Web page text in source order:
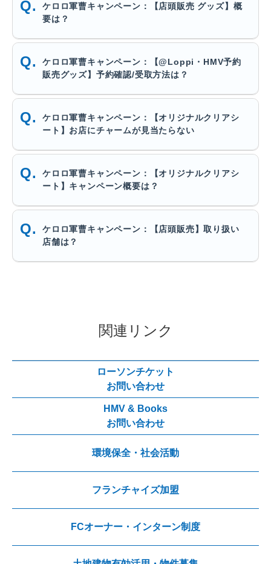
ケロロ軍曹キャンペーン：【店頭販売 グッズ】概
要は？
ケロロ軍曹キャンペーン：【@Loppi・HMV予約
販売グッズ】予約確認/受取方法は？
ケロロ軍曹キャンペーン：【オリジナルクリアシ
ート】お店にチャームが見当たらない
ケロロ軍曹キャンペーン：【オリジナルクリアシ
ート】キャンペーン概要は？
ケロロ軍曹キャンペーン：【店頭販売】取り扱い
店舗は？
関連リンク
ローソンチケット
お問い合わせ
HMV & Books
お問い合わせ
環境保全・社会活動
フランチャイズ加盟
FCオーナー・インターン制度